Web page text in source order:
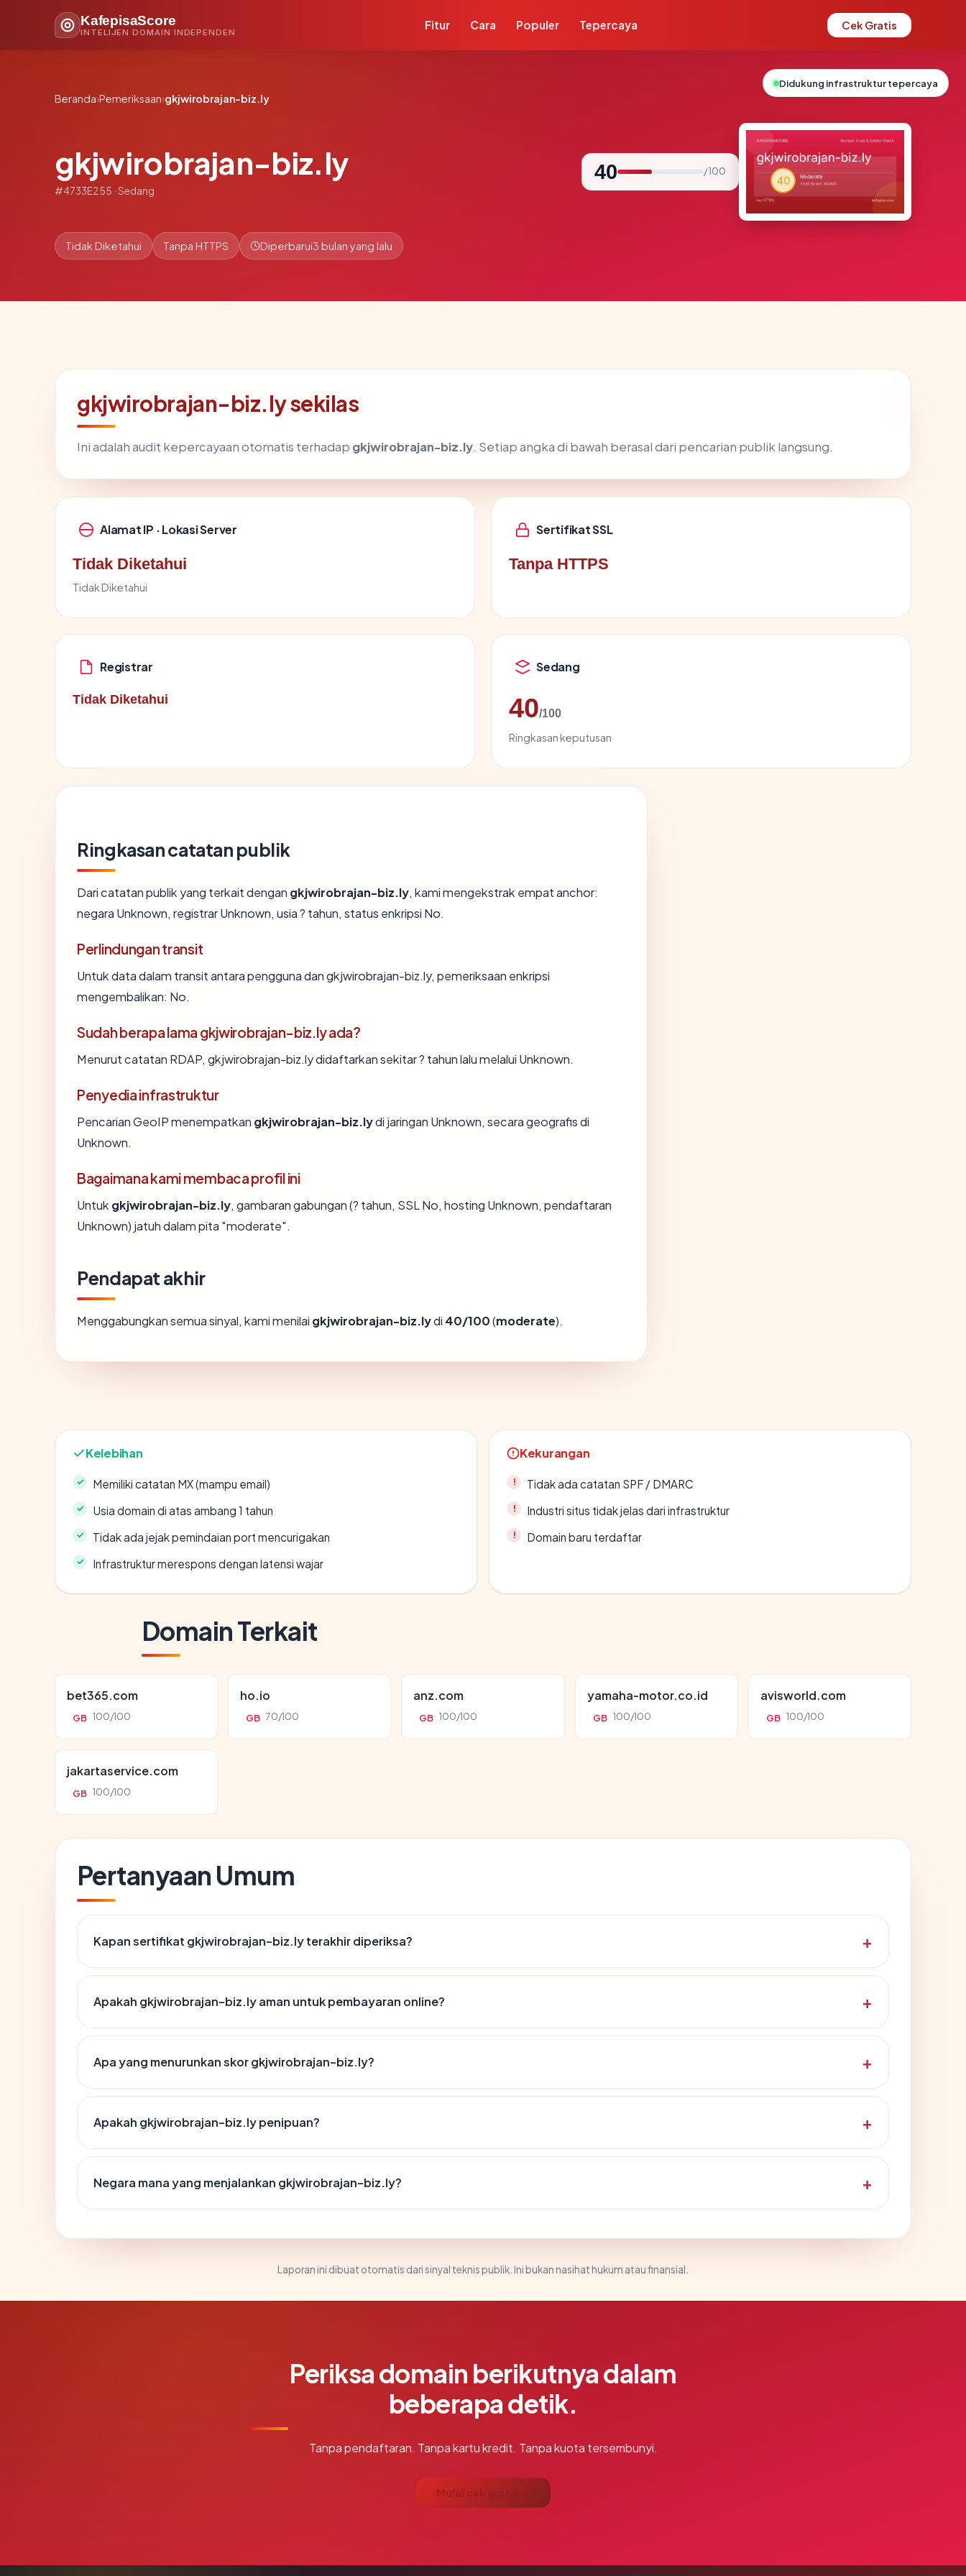
KafepisaScore
INTELIJEN DOMAIN INDEPENDEN
Fitur Cara Populer Tepercaya Cek Gratis
Beranda›Pemeriksaan›gkjwirobrajan-biz.ly
gkjwirobrajan-biz.ly
#4733E255 · Sedang
40 / 100
Tidak Diketahui Tanpa HTTPS Diperbarui3 bulan yang lalu
gkjwirobrajan-biz.ly sekilas
Ini adalah audit kepercayaan otomatis terhadap gkjwirobrajan-biz.ly. Setiap angka di bawah berasal dari pencarian publik langsung.
Alamat IP · Lokasi Server
Tidak Diketahui
Tidak Diketahui
Sertifikat SSL
Tanpa HTTPS
Registrar
Tidak Diketahui
Sedang
40/100
Ringkasan keputusan
Ringkasan catatan publik
Dari catatan publik yang terkait dengan gkjwirobrajan-biz.ly, kami mengekstrak empat anchor:
negara Unknown, registrar Unknown, usia ? tahun, status enkripsi No.
Perlindungan transit
Untuk data dalam transit antara pengguna dan gkjwirobrajan-biz.ly, pemeriksaan enkripsi
mengembalikan: No.
Sudah berapa lama gkjwirobrajan-biz.ly ada?
Menurut catatan RDAP, gkjwirobrajan-biz.ly didaftarkan sekitar ? tahun lalu melalui Unknown.
Penyedia infrastruktur
Pencarian GeoIP menempatkan gkjwirobrajan-biz.lydi jaringan Unknown, secara geografis di
Unknown.
Bagaimana kami membaca profil ini
Untuk gkjwirobrajan-biz.ly, gambaran gabungan (? tahun, SSL No, hosting Unknown, pendaftaran
Unknown) jatuh dalam pita "moderate".
Pendapat akhir
Menggabungkan semua sinyal, kami menilai gkjwirobrajan-biz.lydi 40/100(moderate).
Kelebihan
Memiliki catatan MX (mampu email)
Usia domain di atas ambang 1 tahun
Tidak ada jejak pemindaian port mencurigakan
Infrastruktur merespons dengan latensi wajar
Kekurangan
Tidak ada catatan SPF / DMARC
Industri situs tidak jelas dari infrastruktur
Domain baru terdaftar
Domain Terkait
bet365.com
GB 100/100
ho.io
GB 70/100
anz.com
GB 100/100
yamaha-motor.co.id
GB 100/100
avisworld.com
GB 100/100
jakartaservice.com
GB 100/100
Pertanyaan Umum
Kapan sertifikat gkjwirobrajan-biz.ly terakhir diperiksa?
Apakah gkjwirobrajan-biz.ly aman untuk pembayaran online?
Apa yang menurunkan skor gkjwirobrajan-biz.ly?
Apakah gkjwirobrajan-biz.ly penipuan?
Negara mana yang menjalankan gkjwirobrajan-biz.ly?
Laporan ini dibuat otomatis dari sinyal teknis publik. Ini bukan nasihat hukum atau finansial.
Periksa domain berikutnya dalam
beberapa detik.
Tanpa pendaftaran. Tanpa kartu kredit. Tanpa kuota tersembunyi.
Mulai cek gratis →
Didukung infrastruktur tepercaya